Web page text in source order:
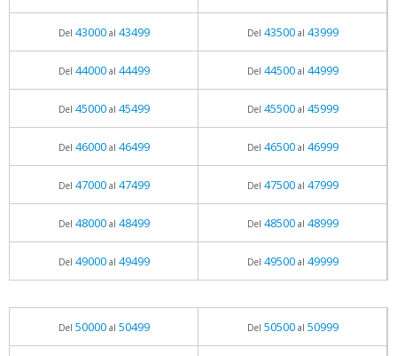
Del 43000al 43499 Del 43500al 43999
Del 44000al 44499 Del 44500al 44999
Del 45000al 45499 Del 45500al 45999
Del 46000al 46499 Del 46500al 46999
Del 47000al 47499 Del 47500al 47999
Del 48000al 48499 Del 48500al 48999
Del 49000al 49499 Del 49500al 49999
Del 50000al 50499 Del 50500al 50999